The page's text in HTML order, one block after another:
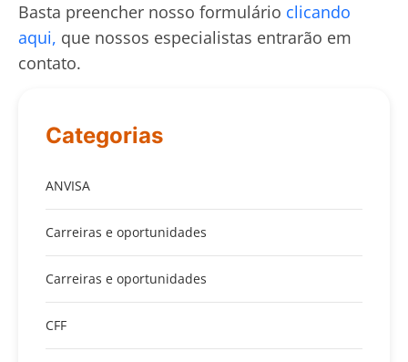
Basta preencher nosso formulário clicando
aqui, que nossos especialistas entrarão em
contato.
Categorias
ANVISA
Carreiras e oportunidades
Carreiras e oportunidades
CFF